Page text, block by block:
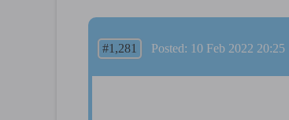
#1,281 Posted: 10 Feb 2022 20:25